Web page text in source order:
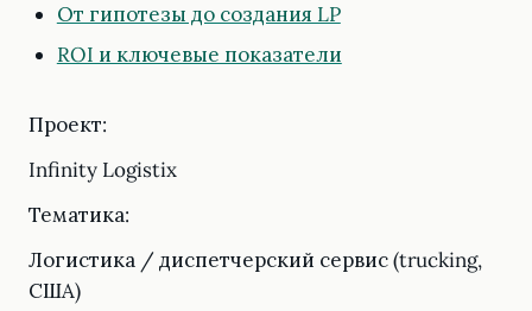
От гипотезы до создания LP
ROI и ключевые показатели
Проект:
Infinity Logistix
Тематика:
Логистика / диспетчерский сервис (trucking,
США)